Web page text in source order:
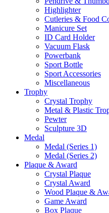
Highlighter
Cutleries & Food
Manicure Set
ID Card Holder
Vacuum Flask
Powerbank
Sport Bottle
Sport Accessories
Miscellaneous
Trophy
Crystal Trophy
Metal & Plastic
Pewter
Sculpture 3D
Medal
Medal (Series 1)
Medal (Series 2)
Plaque & Award
Crystal Plaque
Crystal Award
Wood Plaque &
Game Award
Box Plaque